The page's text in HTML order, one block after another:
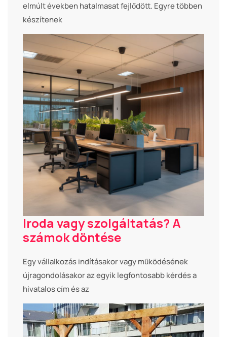
elmúlt években hatalmasat fejlődött. Egyre többen
készítenek
Iroda vagy szolgáltatás? A
számok döntése
Egy vállalkozás indításakor vagy működésének
újragondolásakor az egyik legfontosabb kérdés a
hivatalos cím és az